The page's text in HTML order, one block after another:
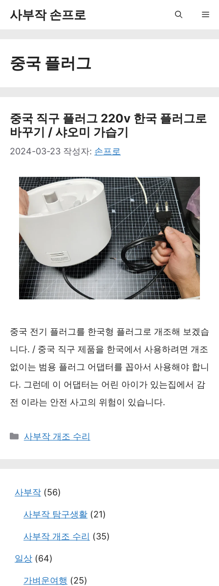
사부작 손프로
중국 플러그
중국 직구 플러그 220v 한국 플러그로
바꾸기 / 샤오미 가습기
2024-03-23 작성자: 손프로
중국 전기 플러그를 한국형 플러그로 개조해 보겠습
니다. / 중국 직구 제품을 한국에서 사용하려면 개조
없이는 범용 플러그 어댑터를 꼽아서 사용해야 합니
다. 그런데 이 어댑터는 어린 아이가 있는집에서 감
전 이라는 안전 사고의 위험이 있습니다.
카
사부작 개조 수리
사부작 (56)
사부작 탐구생활 (21)
사부작 개조 수리 (35)
일상 (64)
가벼운여행 (25)